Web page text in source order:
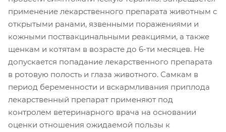
применение лекарственного препарата животным с
открытыми ранами, язвенными поражениями и
кожными поствакцинальными реакциями, а также
щенкам и котятам в возрасте до 6-ти месяцев. Не
допускается попадание лекарственного препарата
в ротовую полость и глаза животного. Самкам в
период беременности и вскармливания приплода
лекарственный препарат применяют под
контролем ветеринарного врача на основании
оценки отношения ожидаемой пользы к